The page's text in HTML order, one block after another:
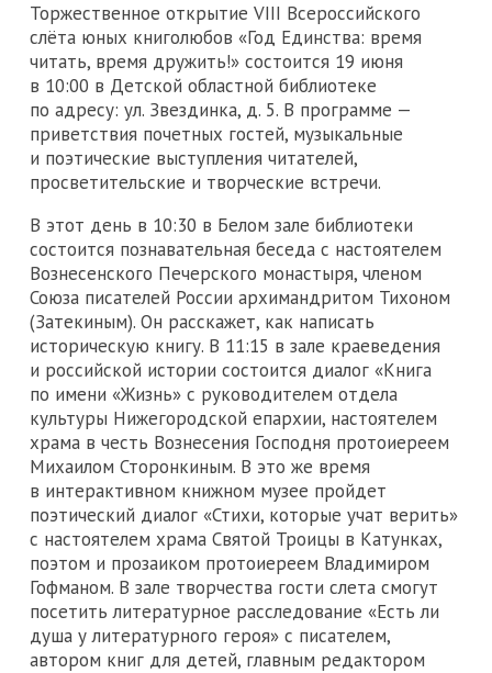
Торжественное открытие VIII Всероссийского
слёта юных книголюбов «Год Единства: время
читать, время дружить!» состоится 19 июня
в 10:00 в Детской областной библиотеке
по адресу: ул. Звездинка, д. 5. В программе —
приветствия почетных гостей, музыкальные
и поэтические выступления читателей,
просветительские и творческие встречи.
В этот день в 10:30 в Белом зале библиотеки
состоится познавательная беседа с настоятелем
Вознесенского Печерского монастыря, членом
Союза писателей России архимандритом Тихоном
(Затекиным). Он расскажет, как написать
историческую книгу. В 11:15 в зале краеведения
и российской истории состоится диалог «Книга
по имени «Жизнь» с руководителем отдела
культуры Нижегородской епархии, настоятелем
храма в честь Вознесения Господня протоиереем
Михаилом Сторонкиным. В это же время
в интерактивном книжном музее пройдет
поэтический диалог «Стихи, которые учат верить»
с настоятелем храма Святой Троицы в Катунках,
поэтом и прозаиком протоиереем Владимиром
Гофманом. В зале творчества гости слета смогут
посетить литературное расследование «Есть ли
душа у литературного героя» с писателем,
автором книг для детей, главным редактором